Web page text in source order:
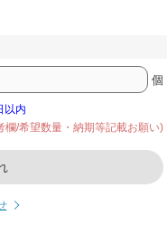
個
以内
欄/希望数量・納期等記載お願い)